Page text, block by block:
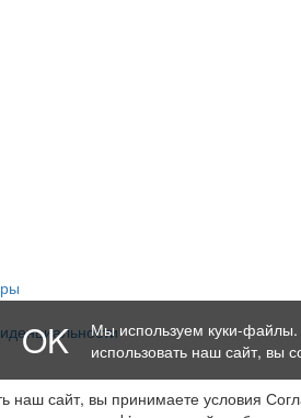
сайт, вы принимаете условия
OK
Мы используем куки-
использовать наш сайт, вы